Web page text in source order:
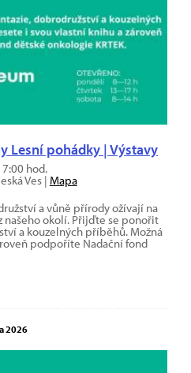
Lesní pohádky | Výstavy
hod.
Ves | Mapa
a vůně přírody ožívají na
okolí. Přijďte se ponořit
a kouzelných příběhů. Možná
podpoříte Nadační fond
2026